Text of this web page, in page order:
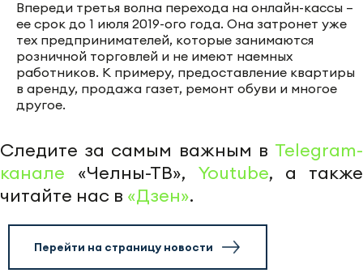
Впереди третья волна перехода на онлайн-кассы –
ее срок до 1 июля 2019-ого года. Она затронет уже
тех предпринимателей, которые занимаются
розничной торговлей и не имеют наемных
работников. К примеру, предоставление квартиры
в аренду, продажа газет, ремонт обуви и многое
другое.
Следите за самым важным в Telegram-
канале «Челны-ТВ», Youtube, а также
читайте нас в «Дзен».
Перейти на страницу новости